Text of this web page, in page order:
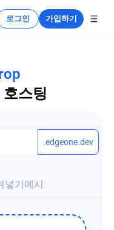
로그인 가입하기
스팅
.edgeone.dev
넣기예시